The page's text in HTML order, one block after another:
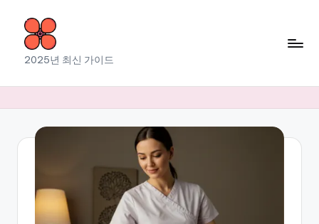
content
소
라
출
장
지
2025년 최신 가이드